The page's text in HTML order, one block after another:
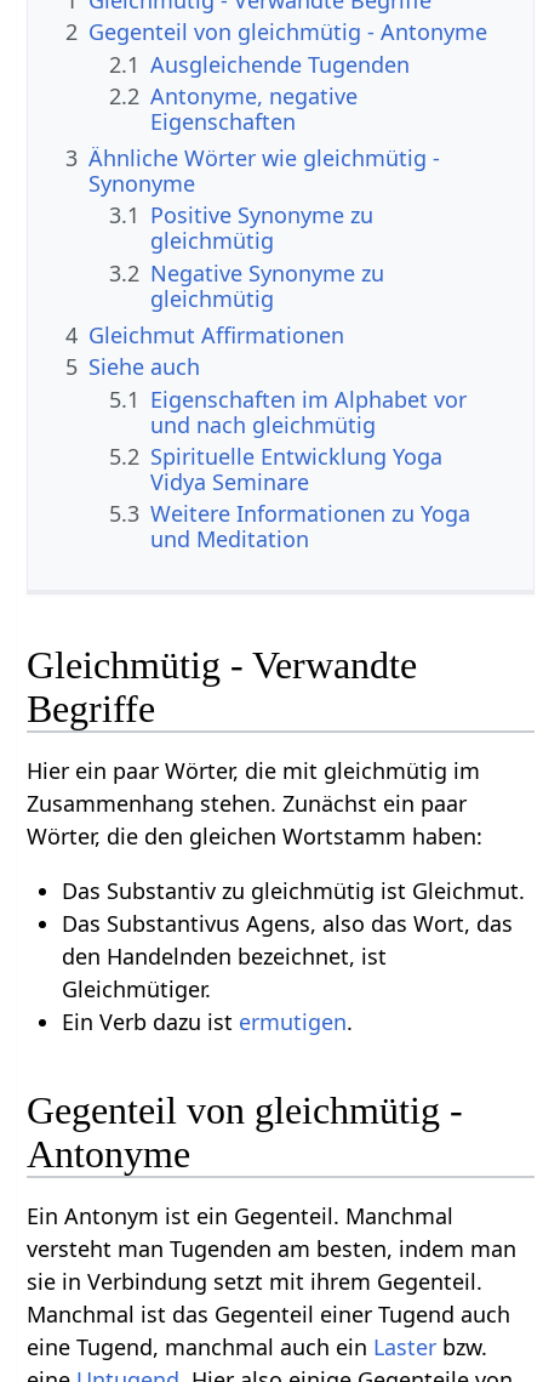
2 Gegenteil von gleichmütig - Antonyme
2.1 Ausgleichende Tugenden
2.2 Antonyme, negative
Eigenschaften
3 Ähnliche Wörter wie gleichmütig -
Synonyme
3.1 Positive Synonyme zu
gleichmütig
3.2 Negative Synonyme zu
gleichmütig
4 Gleichmut Affirmationen
5 Siehe auch
5.1 Eigenschaften im Alphabet vor
und nach gleichmütig
5.2 Spirituelle Entwicklung Yoga
Vidya Seminare
5.3 Weitere Informationen zu Yoga
und Meditation
Gleichmütig - Verwandte
Begriffe
Hier ein paar Wörter, die mit gleichmütig im
Zusammenhang stehen. Zunächst ein paar
Wörter, die den gleichen Wortstamm haben:
Das Substantiv zu gleichmütig ist Gleichmut.
Das Substantivus Agens, also das Wort, das
den Handelnden bezeichnet, ist
Gleichmütiger.
Ein Verb dazu ist ermutigen.
Gegenteil von gleichmütig -
Antonyme
Ein Antonym ist ein Gegenteil. Manchmal
versteht man Tugenden am besten, indem man
sie in Verbindung setzt mit ihrem Gegenteil.
Manchmal ist das Gegenteil einer Tugend auch
eine Tugend, manchmal auch ein Laster bzw.